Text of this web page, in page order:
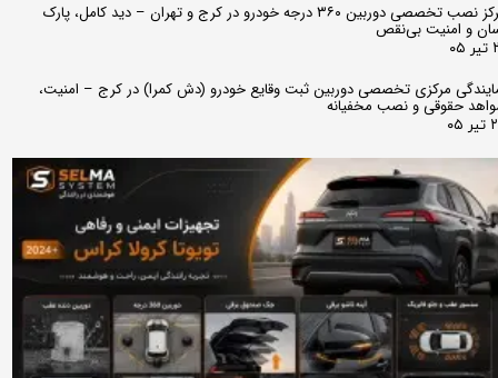
مرکز نصب تخصصی دوربین ۳۶۰ درجه خودرو در کرج و تهران – دید کامل، پارک
و امنیت بی‌نقص
مرکزی تخصصی دوربین ثبت وقایع خودرو (دش کمرا) در کرج – امنیت،
حقوقی و نصب مخفیانه